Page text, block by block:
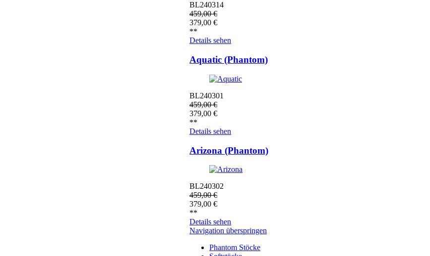
BL240314
459,00€
379,00 €
**
Details sehen
Aquatic (Phantom)
BL240301
459,00€
379,00 €
**
Details sehen
Arizona (Phantom)
BL240302
459,00€
379,00 €
**
Details sehen
Navigation überspringen
Phantom Stöcke